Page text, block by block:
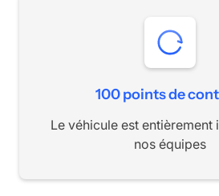
100 points de
Le véhicule est entièrement
nos équipes